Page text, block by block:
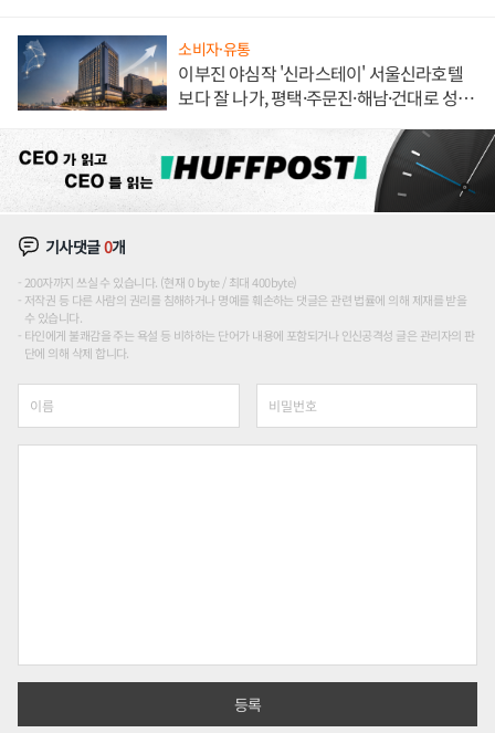
소비자·유통
이부진 야심작 '신라스테이' 서울신라호텔
보다 잘 나가, 평택·주문진·해남·건대로 성
기사댓글0개
200자까지 쓰실 수 있습니다. (현재 0 byte / 최대 400byte)
저작권 등 다른 사람의 권리를 침해하거나 명예를 훼손하는 댓글은 관련 법률에 의해 제재를 받을
수 있습니다.
타인에게 불쾌감을 주는 욕설 등 비하하는 단어가 내용에 포함되거나 인신공격성 글은 관리자의 판
단에 의해 삭제 합니다.